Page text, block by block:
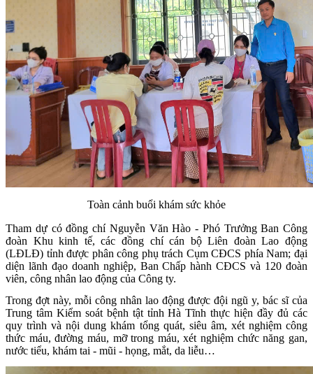
Toàn cảnh buổi khám sức khỏe
Tham dự có đồng chí Nguyễn Văn Hào - Phó Trưởng Ban Công
đoàn Khu kinh tế, các đồng chí cán bộ Liên đoàn Lao động
(LĐLĐ) tỉnh được phân công phụ trách Cụm CĐCS phía Nam; đại
diện lãnh đạo doanh nghiệp, Ban Chấp hành CĐCS và 120 đoàn
viên, công nhân lao động của Công ty.
Trong đợt này, mỗi công nhân lao động được đội ngũ y, bác sĩ của
Trung tâm Kiểm soát bệnh tật tỉnh Hà Tĩnh thực hiện đầy đủ các
quy trình và nội dung khám tổng quát, siêu âm, xét nghiệm công
thức máu, đường máu, mỡ trong máu, xét nghiệm chức năng gan,
nước tiểu, khám tai - mũi - họng, mắt, da liễu…